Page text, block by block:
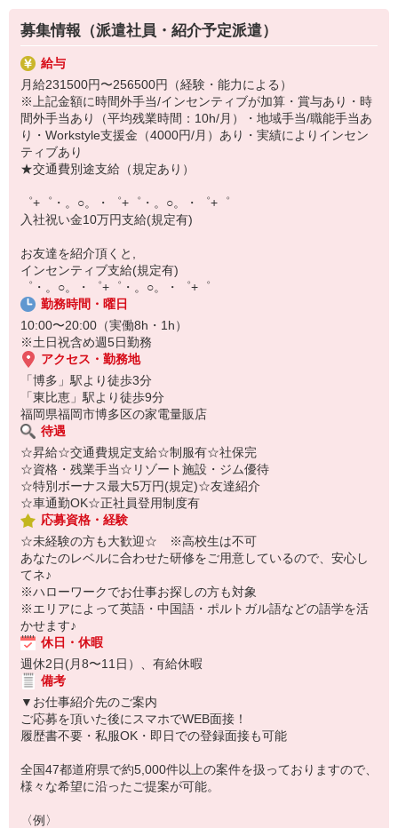
￣￣￣￣￣￣￣￣￣￣￣
▼オフィスワーク
事務、経理、データ入力、コールセンター、受付
▼工場・製造・軽作業系
機械/食品製造・梱包・仕分け・加工・組立・検査
▼美容系
眉毛サロンのアイブロウ・ネイリスト・エステ
▼営業・販売
法人営業・アパレル販売・個別指導塾・人材紹介
▼人気案件も多数♪
短期・期間限定・オープニング・官公庁案件
上場/優良/大手企業など
【スマホ面接実施中】
￣￣￣￣￣￣￣￣￣
自宅に居ながらスマホでカンタン面接OK！
オンライン面談なのでスピード対応。
満足度◎
■携帯やインターネット販売業務
docomo(ドコモ)/au(エーユー)・KDDI/softbank(ソフトバンク)など
の大手キャリアから
ワイモバイル(Y!mobille)、楽天モバイル、UQなど格安スマホまで幅
広く紹介可能♪
人気のApple（アップル）店舗もございます！
募集情報（派遣社員・紹介予定派遣）
給与
月給231500円〜256500円（経験・能力による）
※上記金額に時間外手当/インセンティブが加算・賞与あり・時
間外手当あり（平均残業時間：10h/月）・地域手当/職能手当あ
り・Workstyle支援金（4000円/月）あり・実績によりインセン
ティブあり
★交通費別途支給（規定あり）
゜+゜・。○。・゜+゜・。○。・゜+゜
入社祝い金10万円支給(規定有)
お友達を紹介頂くと,
インセンティブ支給(規定有)
゜・。○。・゜+゜・。○。・゜+゜
勤務時間・曜日
10:00〜20:00（実働8h・1h）
※土日祝含め週5日勤務
アクセス・勤務地
「博多」駅より徒歩3分
「東比恵」駅より徒歩9分
福岡県福岡市博多区の家電量販店
待遇
☆昇給☆交通費規定支給☆制服有☆社保完
☆資格・残業手当☆リゾート施設・ジム優待
☆特別ボーナス最大5万円(規定)☆友達紹介
☆車通勤OK☆正社員登用制度有
応募資格・経験
☆未経験の方も大歓迎☆ ※高校生は不可
あなたのレベルに合わせた研修をご用意しているので、安心し
てネ♪
※ハローワークでお仕事お探しの方も対象
※エリアによって英語・中国語・ポルトガル語などの語学を活
かせます♪
休日・休暇
週休2日(月8〜11日）、有給休暇
備考
▼お仕事紹介先のご案内
ご応募を頂いた後にスマホでWEB面接！
履歴書不要・私服OK・即日での登録面接も可能
全国47都道府県で約5,000件以上の案件を扱っておりますので、
様々な希望に沿ったご提案が可能。
〈例〉